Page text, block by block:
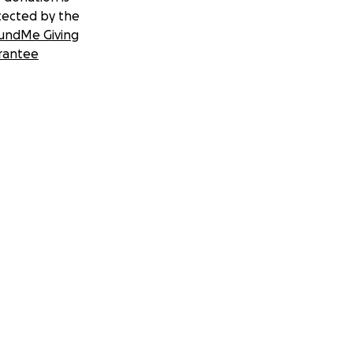
by the
Giving